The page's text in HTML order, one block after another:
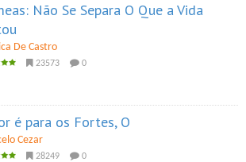
Não Se Separa O Que a Vida
De Castro
23573 0
é para os Fortes, O
Cezar
28249 0